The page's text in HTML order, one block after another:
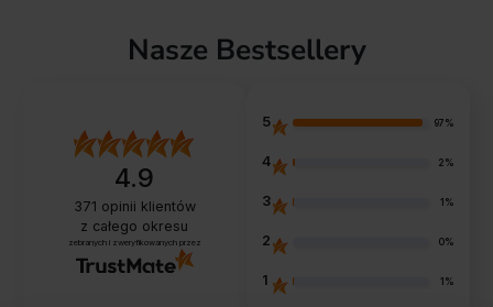
Nasze Bestsellery
4.9
371 opinii klientów
z całego okresu
zebranych i zweryfikowanych przez
5 97%
4 2%
3 1%
2 0%
1 1%